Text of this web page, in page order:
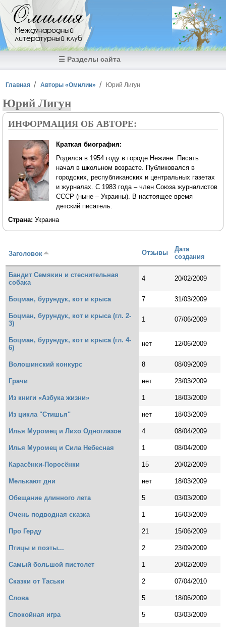
Перейти к основному содержанию
Омилия
Международный
литературный клуб
☰ Разделы сайта
Вы здесь
Главная Авторы «Омилии» Юрий Лигун
Юрий Лигун
ИНФОРМАЦИЯ ОБ АВТОРЕ:
Краткая биография:
Родился в 1954 году в городе Нежине. Писать
начал в школьном возрасте. Публиковался в
городских, республиканских и центральных газетах
и журналах. С 1983 года – член Союза журналистов
СССР (ныне – Украины). В настоящее время
детский писатель.
Страна: Украина
Заголовок Отзывы
Дата
создания
Бандит Семякин и стеснительная
собака
4 20/02/2009
Боцман, бурундук, кот и крыса 7 31/03/2009
Боцман, бурундук, кот и крыса (гл. 2-
3)
1 07/06/2009
Боцман, бурундук, кот и крыса (гл. 4-
6)
нет 12/06/2009
Волошинский конкурс 8 08/09/2009
Грачи нет 23/03/2009
Из книги «Азбука жизни» 1 18/03/2009
Из цикла "Стишья" нет 18/03/2009
Илья Муромец и Лихо Одноглазое 4 08/04/2009
Илья Муромец и Сила Небесная 1 08/04/2009
Карасёнки-Поросёнки 15 20/02/2009
Мелькают дни нет 18/03/2009
Обещание длинного лета 5 03/03/2009
Очень подводная сказка 1 16/03/2009
Про Герду 21 15/06/2009
Птицы и поэты... 2 23/09/2009
Самый большой пистолет 1 20/02/2009
Сказки от Таськи 2 07/04/2010
Слова 5 18/06/2009
Спокойная игра 5 03/03/2009